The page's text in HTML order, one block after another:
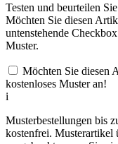
Testen und beurteilen
Möchten Sie diesen
untenstehende
Muster.
Möchten Sie diesen
kostenloses Muster an!
i
Musterbestellungen bis
kostenfrei. Musterartikel